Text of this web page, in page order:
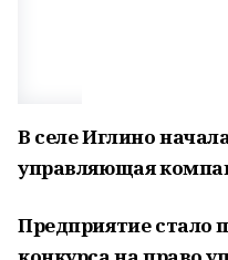
В селе Иглино
управляющая
Предприятие стало